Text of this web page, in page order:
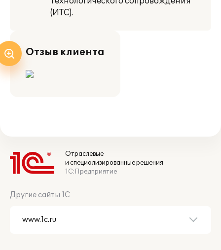
(ИТС).
Отзыв клиента
Отраслевые
и специализированные решения
1С:Предприятие
Другие сайты 1С